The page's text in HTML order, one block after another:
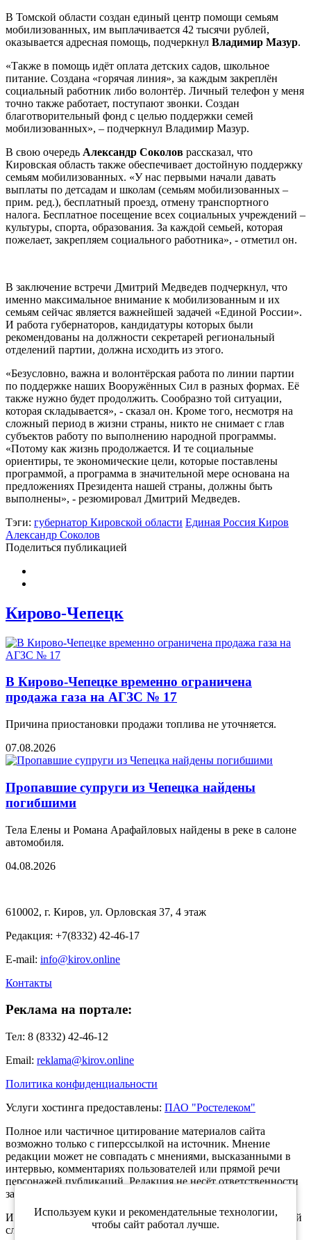
В Томской области создан единый центр помощи семьям
мобилизованных, им выплачивается 42 тысячи рублей,
оказывается адресная помощь, подчеркнул Владимир Мазур.
«Также в помощь идёт оплата детских садов, школьное
питание. Создана «горячая линия», за каждым закреплён
социальный работник либо волонтёр. Личный телефон у меня
точно также работает, поступают звонки. Создан
благотворительный фонд с целью поддержки семей
мобилизованных», – подчеркнул Владимир Мазур.
В свою очередь Александр Соколов рассказал, что
Кировская область также обеспечивает достойную поддержку
семьям мобилизованных. «У нас первыми начали давать
выплаты по детсадам и школам (семьям мобилизованных –
прим. ред.), бесплатный проезд, отмену транспортного
налога. Бесплатное посещение всех социальных учреждений –
культуры, спорта, образования. За каждой семьей, которая
пожелает, закрепляем социального работника», - отметил он.
В заключение встречи Дмитрий Медведев подчеркнул, что
именно максимальное внимание к мобилизованным и их
семьям сейчас является важнейшей задачей «Единой России».
И работа губернаторов, кандидатуры которых были
рекомендованы на должности секретарей региональный
отделений партии, должна исходить из этого.
«Безусловно, важна и волонтёрская работа по линии партии
по поддержке наших Вооружённых Сил в разных формах. Её
также нужно будет продолжить. Сообразно той ситуации,
которая складывается», - сказал он. Кроме того, несмотря на
сложный период в жизни страны, никто не снимает с глав
субъектов работу по выполнению народной программы.
«Потому как жизнь продолжается. И те социальные
ориентиры, те экономические цели, которые поставлены
программой, а программа в значительной мере основана на
предложениях Президента нашей страны, должны быть
выполнены», - резюмировал Дмитрий Медведев.
Тэги: губернатор Кировской области Единая Россия Киров
Александр Соколов
Поделиться публикацией
Кирово-Чепецк
В Кирово-Чепецке временно ограничена
продажа газа на АГЗС № 17
Причина приостановки продажи топлива не уточняется.
07.08.2026
Пропавшие супруги из Чепецка найдены
погибшими
Тела Елены и Романа Арафайловых найдены в реке в салоне
автомобиля.
04.08.2026
610002, г. Киров, ул. Орловская 37, 4 этаж
Редакция: +7(8332) 42-46-17
E-mail: info@kirov.online
Контакты
Реклама на портале:
Тел: 8 (8332) 42-46-12
Email: reklama@kirov.online
Политика конфиденциальности
Услуги хостинга предоставлены: ПАО "Ростелеком"
Полное или частичное цитирование материалов сайта
возможно только с гиперссылкой на источник. Мнение
редакции может не совпадать с мнениями, высказанными в
интервью, комментариях пользователей или прямой речи
персонажей публикаций. Редакция не несёт ответственности
за текст комментариев читателей.
Интернет-портал Kirov.online зарегистрирован в Федеральной
службе по надзору в сфере связи, информационных
Используем куки и рекомендательные технологии,
чтобы сайт работал лучше.